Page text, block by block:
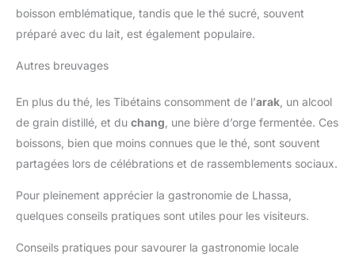
boisson emblématique, tandis que le thé sucré, souvent
préparé avec du lait, est également populaire.
Autres breuvages
En plus du thé, les Tibétains consomment de l’arak , un alcool
de grain distillé, et du chang , une bière d’orge fermentée. Ces
boissons, bien que moins connues que le thé, sont souvent
partagées lors de célébrations et de rassemblements sociaux.
Pour pleinement apprécier la gastronomie de Lhassa,
quelques conseils pratiques sont utiles pour les visiteurs.
Conseils pratiques pour savourer la gastronomie locale